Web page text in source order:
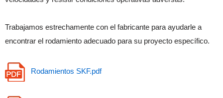
Trabajamos estrechamente con el fabricante para ayudarle a
encontrar el rodamiento adecuado para su proyecto específico.
Rodamientos SKF.pdf